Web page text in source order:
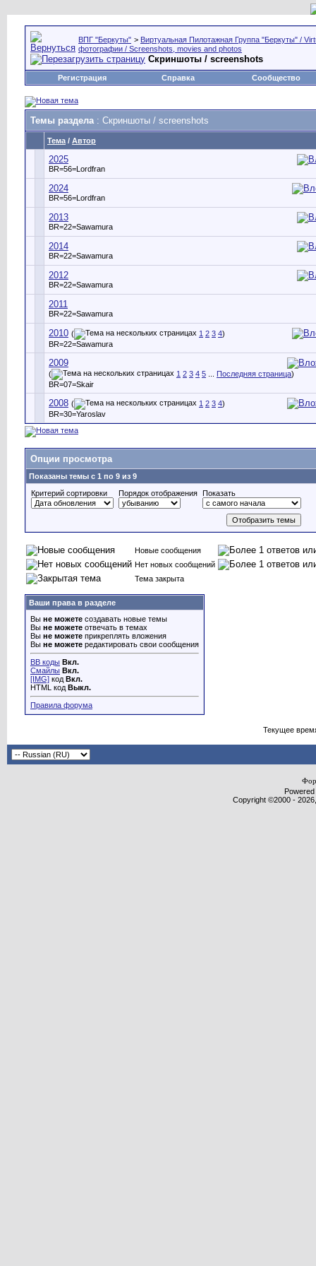
ВПГ "Беркуты" > Виртуальная Пилотажная Группа "Беркуты" /
фотографии / Screenshots, movies and photos
Скриншоты / screenshots
Регистрация Справка Сообщество
Темы раздела: Скриншоты / screenshots
Тема / Автор
2025
BR=56=Lordfran
2024
BR=56=Lordfran
2013
BR=22=Sawamura
2014
BR=22=Sawamura
2012
BR=22=Sawamura
2011
BR=22=Sawamura
2010 ( 1 2 3 4)
BR=22=Sawamura
2009
( 1 2 3 4 5 Последняя страница)
BR=07=Skair
2008 ( 1 2 3 4)
BR=30=Yaroslav
Опции просмотра
Показаны темы с 1 по 9 из 9
Критерий сортировки
Порядок отображения Показать
Новые сообщения
Нет новых сообщений
Тема закрыта
Ваши права в разделе
Вы не можете создавать новые темы
Вы не можете отвечать в темах
Вы не можете прикреплять вложения
Вы не можете редактировать свои сообщения
BB коды Вкл.
Смайлы Вкл.
[IMG] код Вкл.
HTML код Выкл.
Правила форума
Текущее
Copyright ©2000 -